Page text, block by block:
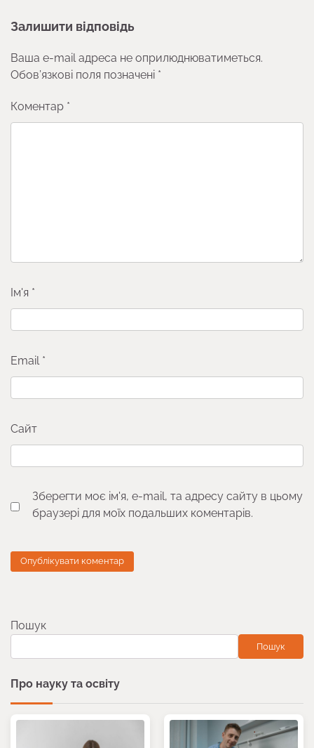
Залишити відповідь
Ваша e-mail адреса не оприлюднюватиметься.
Обов’язкові поля позначені *
Коментар *
Ім'я *
Email *
Сайт
Зберегти моє ім'я, e-mail, та адресу сайту в цьому
браузері для моїх подальших коментарів.
Пошук
Пошук
Про науку та освіту